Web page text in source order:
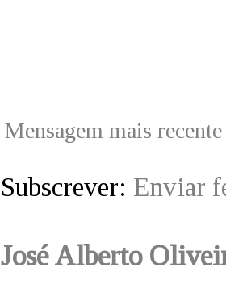
Mensagem mais recente
Subscrever: Enviar
José Alberto